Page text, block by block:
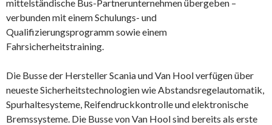
mittelständische Bus-Partnerunternehmen übergeben –
verbunden mit einem Schulungs- und
Qualifizierungsprogramm sowie einem
Fahrsicherheitstraining.
Die Busse der Hersteller Scania und Van Hool verfügen über
neueste Sicherheitstechnologien wie Abstandsregelautomatik,
Spurhaltesysteme, Reifendruckkontrolle und elektronische
Bremssysteme. Die Busse von Van Hool sind bereits als erste